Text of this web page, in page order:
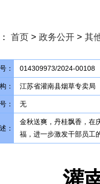
首页 > 政务公开 > 其
： 014309973/2024-00108
： 江苏省灌南县烟草专卖局
： 无
：
金秋送爽， 丹桂飘香，在
福，进一步激发干部员工